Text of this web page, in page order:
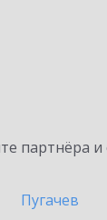
Пугачев